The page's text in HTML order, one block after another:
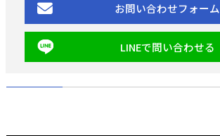
お問い合わせフォーム
LINEで問い合わせる